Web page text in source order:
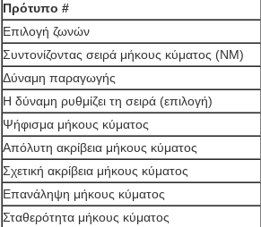
Πρότυπο #
Επιλογή ζωνών
Συντονίζοντας σειρά μήκους κύματος (NM)
Δύναμη παραγωγής
Η δύναμη ρυθμίζει τη σειρά (επιλογή)
Ψήφισμα μήκους κύματος
Απόλυτη ακρίβεια μήκους κύματος
Σχετική ακρίβεια μήκους κύματος
Επανάληψη μήκους κύματος
Σταθερότητα μήκους κύματος